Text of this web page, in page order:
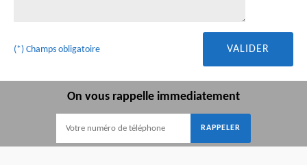
(*) Champs obligatoire
On vous rappelle immediatement